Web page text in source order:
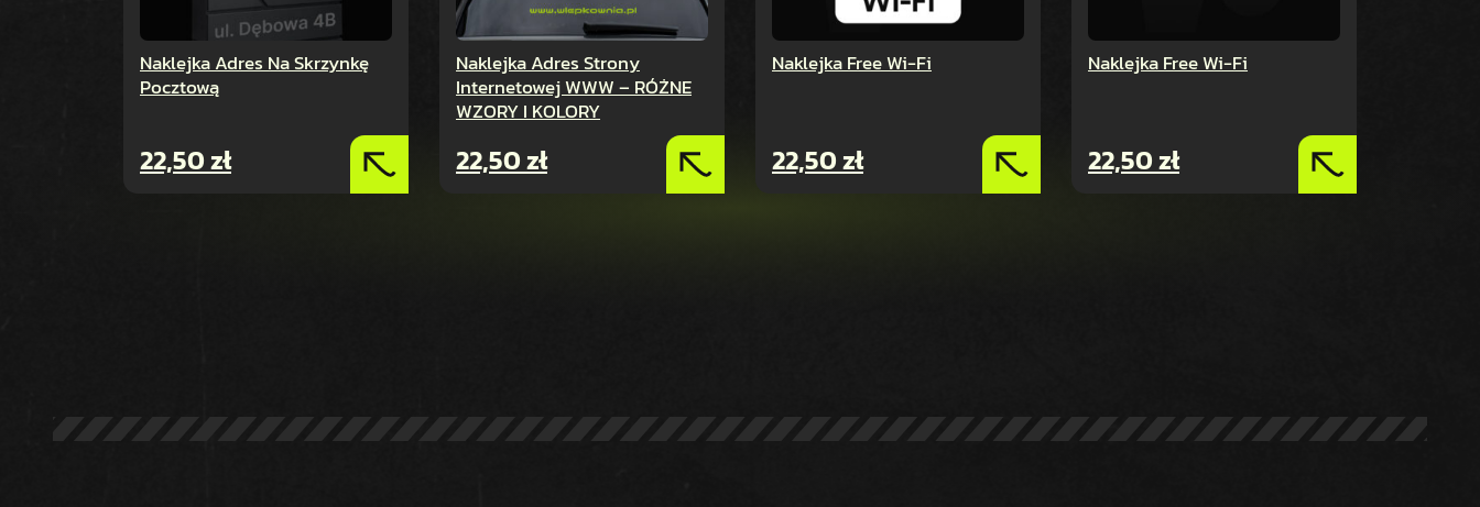
Naklejka Adres Na Skrzynkę
Pocztową
22,50zł
Naklejka Adres Strony
Internetowej WWW – RÓŻNE
WZORY I KOLORY
22,50zł
Naklejka Free Wi-Fi
22,50zł
Naklejka Free Wi-Fi
22,50zł